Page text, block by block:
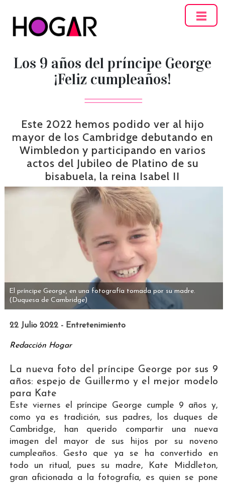
Los 9 años del príncipe George
¡Feliz cumpleaños!
Este 2022 hemos podido ver al hijo
mayor de los Cambridge debutando en
Wimbledon y participando en varios
actos del Jubileo de Platino de su
bisabuela, la reina Isabel II
El príncipe George, en una fotografía tomada por su madre.
(Duquesa de Cambridge)
22 Julio 2022 - Entretenimiento
Redacción Hogar
La nueva foto del príncipe George por sus 9
años: espejo de Guillermo y el mejor modelo
para Kate
Este viernes el príncipe George cumple 9 años y,
como ya es tradición, sus padres, los duques de
Cambridge, han querido compartir una nueva
imagen del mayor de sus hijos por su noveno
cumpleaños. Gesto que ya se ha convertido en
todo un ritual, pues su madre, Kate Middleton,
gran aficionada a la fotografía, es quien se pone